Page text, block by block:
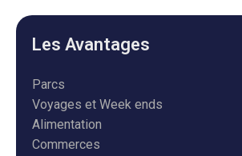
Les Avantages
Parcs
Voyages et Week ends
Alimentation
Commerces